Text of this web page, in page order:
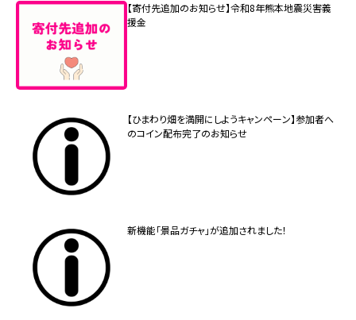
【寄付先追加のお知らせ】令和8年熊本地震災害義
援金
【ひまわり畑を満開にしようキャンペーン】参加者へ
のコイン配布完了のお知らせ
新機能「景品ガチャ」が追加されました！